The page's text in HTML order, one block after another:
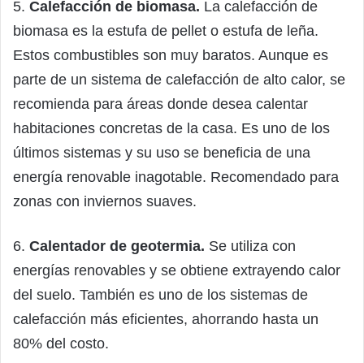
5. Calefacción de biomasa. La calefacción de
biomasa es la estufa de pellet o estufa de leña.
Estos combustibles son muy baratos. Aunque es
parte de un sistema de calefacción de alto calor, se
recomienda para áreas donde desea calentar
habitaciones concretas de la casa. Es uno de los
últimos sistemas y su uso se beneficia de una
energía renovable inagotable. Recomendado para
zonas con inviernos suaves.
6. Calentador de geotermia. Se utiliza con
energías renovables y se obtiene extrayendo calor
del suelo. También es uno de los sistemas de
calefacción más eficientes, ahorrando hasta un
80% del costo.